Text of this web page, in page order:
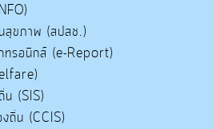
สุขภาพ (สปสช.)
ทรอนิกส์ (e-Report)
น (SIS)
งถิ่น (CCIS)